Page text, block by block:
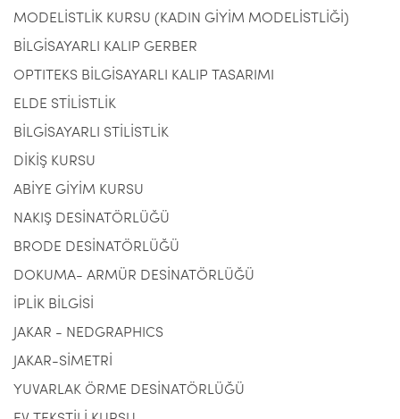
MODELİSTLİK KURSU (KADIN GİYİM MODELİSTLİĞİ)
BİLGİSAYARLI KALIP GERBER
OPTITEKS BİLGİSAYARLI KALIP TASARIMI
ELDE STİLİSTLİK
BİLGİSAYARLI STİLİSTLİK
DİKİŞ KURSU
ABİYE GİYİM KURSU
NAKIŞ DESİNATÖRLÜĞÜ
BRODE DESİNATÖRLÜĞÜ
DOKUMA- ARMÜR DESİNATÖRLÜĞÜ
İPLİK BİLGİSİ
JAKAR - NEDGRAPHICS
JAKAR-SİMETRİ
YUVARLAK ÖRME DESİNATÖRLÜĞÜ